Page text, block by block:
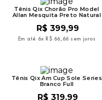
Tênis Qix Chorão Pro Model
Allan Mesquita Preto Natural
R$ 399,99
Em até 6x R$ 66, 66 sem juros
Tênis Qix Am Cup Sole Series
Branco Full
R$ 319,99